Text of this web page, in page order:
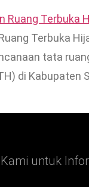
Terbuka
tata
di
untuk